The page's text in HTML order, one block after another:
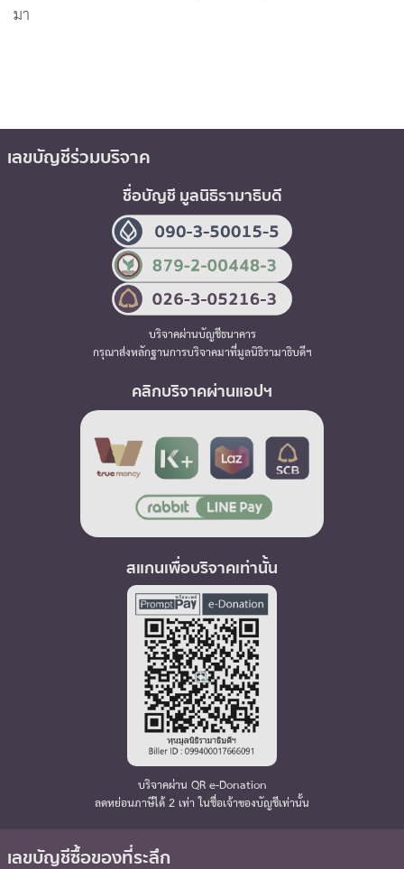
มา
เลขบัญชีร่วมบริจาค
ชื่อบัญชี มูลนิธิรามาธิบดี
บริจาคผ่านบัญชีธนาคาร
กรุณาส่งหลักฐานการบริจาคมาที่มูลนิธิรามาธิบดีฯ
คลิกบริจาคผ่านแอปฯ
สแกนเพื่อบริจาคเท่านั้น
บริจาคผ่าน QR e-Donation
ลดหย่อนภาษีได้ 2 เท่า ในชื่อเจ้าของบัญชีเท่านั้น
เลขบัญชีซื้อของที่ระลึก